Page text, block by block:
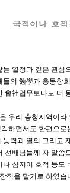
열정과 깊은 관
의 勉學과 총동창
會社업무보다도 더
우리 충청지역이
하면서도 한편으
력과 열의 그리고
선배님들께 차 말
심지어 호적 등
직을 맡기로 하였습